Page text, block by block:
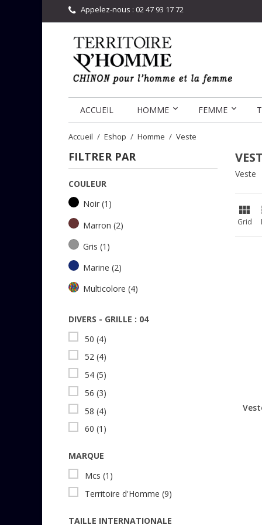
Appelez-nous : 02 47 93 17 72
ACCUEIL HOMME FEMME
Accueil Eshop Homme Veste
FILTRER PAR
COULEUR
Noir (1)
Marron (2)
Gris (1)
Marine (2)
Multicolore (4)
DIVERS - GRILLE : 04
50 (4)
52 (4)
54 (5)
56 (3)
58 (4)
60 (1)
MARQUE
Mcs (1)
Territoire d'Homme (9)
TAILLE INTERNATIONALE
Veste

Grid